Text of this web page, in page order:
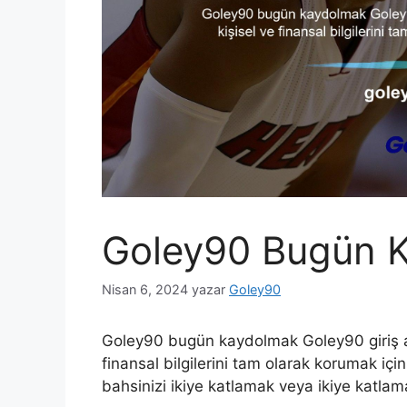
Goley90 Bugün
Nisan 6, 2024 yazar Goley90
Goley90 bugün kaydolmak Goley90
finansal bilgilerini tam olarak korumak için
bahsinizi ikiye katlamak veya ikiye